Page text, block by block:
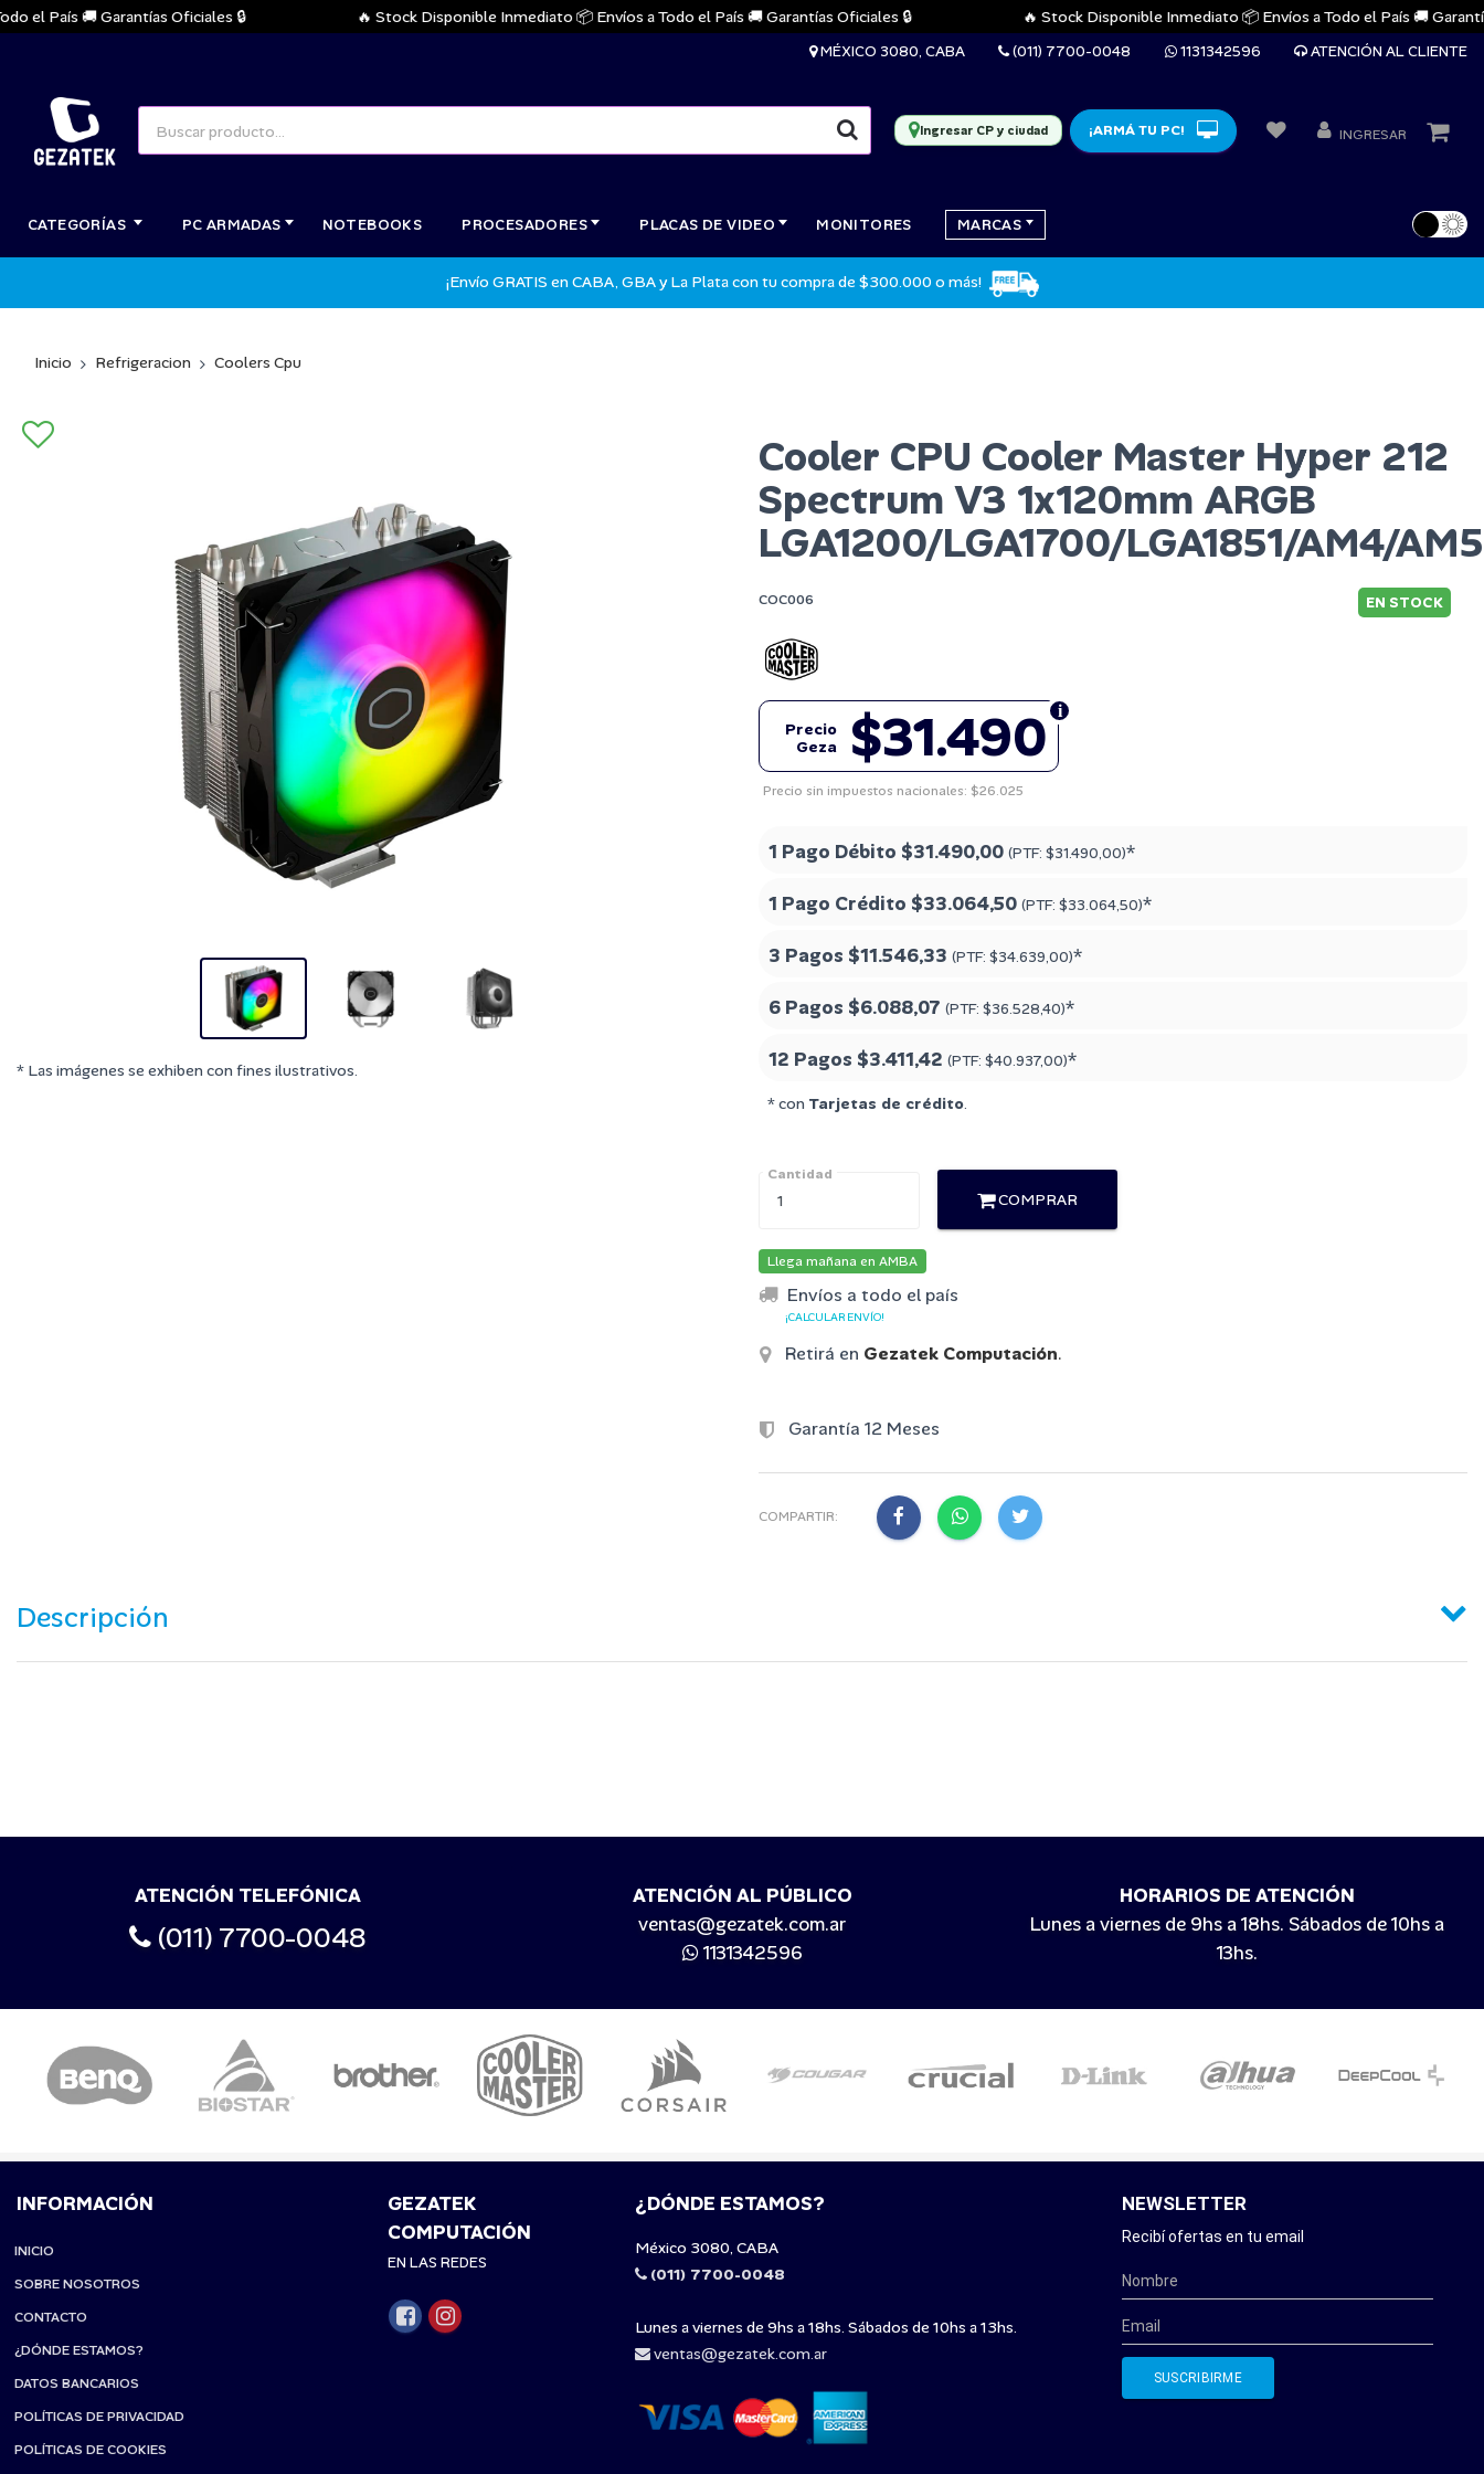
País 🚚 Garantías Oficiales 🔒 🔥 Stock Disponible Inmediato 📦 Envíos a Todo el País 🚚 Garantías Oficiales 🔒 🔥 Stock Disponible Inmediato 📦 Envíos a Todo el País 🚚 Garantías
MÉXICO 3080, CABA (011) 7700-0048 1131342596 ATENCIÓN AL CLIENTE
Ingresar CP y ciudad ¡ARMÁ TU PC! INGRESAR
CATEGORÍAS PC ARMADAS NOTEBOOKS PROCESADORES PLACAS DE VIDEO MONITORES MARCAS
¡Envío GRATIS en CABA, GBA y La Plata con tu compra de $300.000 o más!
Inicio Refrigeracion Coolers Cpu
* Las imágenes se exhiben con fines ilustrativos.
Cooler CPU Cooler Master Hyper 212
Spectrum V3 1x120mm ARGB
LGA1200/LGA1700/LGA1851/AM4/AM5
COC006 EN STOCK
$31.490
Precio
Geza
Precio sin impuestos nacionales: $26.025
1 Pago Débito $31.490,00 (PTF: $31.490,00)*
1 Pago Crédito $33.064,50 (PTF: $33.064,50)*
3 Pagos $11.546,33 (PTF: $34.639,00)*
6 Pagos $6.088,07 (PTF: $36.528,40)*
12 Pagos $3.411,42 (PTF: $40.937,00)*
* con Tarjetas de crédito
Cantidad
COMPRAR
Llega mañana en AMBA
Envíos a todo el país
¡CALCULAR ENVÍO!
Retirá en Gezatek Computación.
Garantía 12 Meses
COMPARTIR:
Descripción
ATENCIÓN TELEFÓNICA
(011) 7700-0048
ATENCIÓN AL PÚBLICO
ventas@gezatek.com.ar
1131342596
HORARIOS DE ATENCIÓN
Lunes a viernes de 9hs a 18hs. Sábados de 10hs a
13hs.
INFORMACIÓN
INICIO
SOBRE NOSOTROS
CONTACTO
¿DÓNDE ESTAMOS?
DATOS BANCARIOS
POLÍTICAS DE PRIVACIDAD
POLÍTICAS DE COOKIES
GEZATEK
COMPUTACIÓN
EN LAS REDES
¿DÓNDE ESTAMOS?
México 3080, CABA
(011) 7700-0048
Lunes a viernes de 9hs a 18hs. Sábados de 10hs a 13hs.
ventas@gezatek.com.ar
NEWSLETTER
Recibí ofertas en tu email